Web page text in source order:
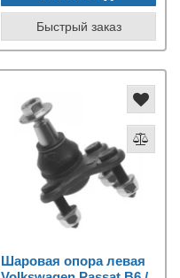
Быстрый заказ
Шаровая опора левая